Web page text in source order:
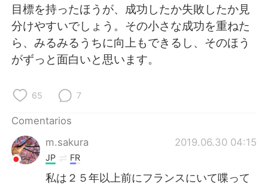
Français Deutsch
日本語 한국어
Indonesia
Português
目標を持ったほうが、成功したか失敗したか見
分けやすいでしょう。その小さな成功を重ねた
ら、みるみるうちに向上もできるし、そのほう
がずっと面白いと思います。
65 7
Comentarios
m.sakura
2019.06.30 04:15
JP FR
私は２５年以上前にフランスにいて喋って